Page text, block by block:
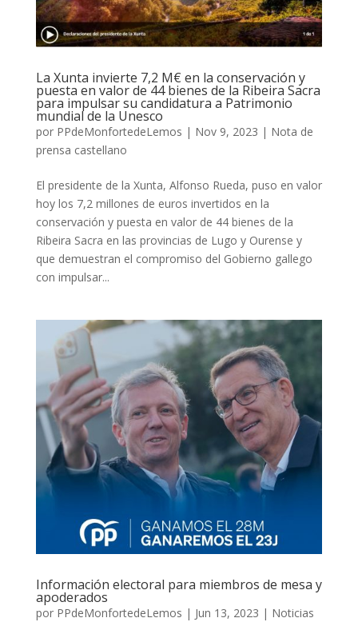
La Xunta invierte 7,2 M€ en la conservación y
puesta en valor de 44 bienes de la Ribeira Sacra
para impulsar su candidatura a Patrimonio
mundial de la Unesco
por PPdeMonfortedeLemos | Nov 9, 2023 | Nota de
prensa castellano
El presidente de la Xunta, Alfonso Rueda, puso en valor
hoy los 7,2 millones de euros invertidos en la
conservación y puesta en valor de 44 bienes de la
Ribeira Sacra en las provincias de Lugo y Ourense y
que demuestran el compromiso del Gobierno gallego
con impulsar...
Información electoral para miembros de mesa y
apoderados
por PPdeMonfortedeLemos | Jun 13, 2023 | Noticias